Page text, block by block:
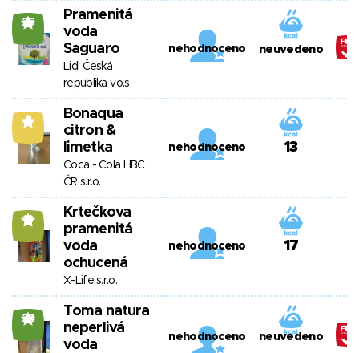
26
Pramenitá
voda
Saguaro
Lidl Česká
republika v.o.s.
nehodnoceno neuvedeno
7
Bonaqua
citron &
limetka
Coca - Cola HBC
ČR s.r.o.
nehodnoceno 13
13
Krtečkova
pramenitá
voda
ochucená
X-Life s.r.o.
nehodnoceno 17
24
Toma natura
neperlivá
voda
nehodnoceno neuvedeno